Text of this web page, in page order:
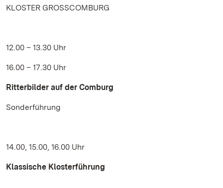
KLOSTER GROSSCOMBURG
12.00 – 13.30 Uhr
16.00 – 17.30 Uhr
Ritterbilder auf der Comburg
Sonderführung
14.00, 15.00, 16.00 Uhr
Klassische Klosterführung